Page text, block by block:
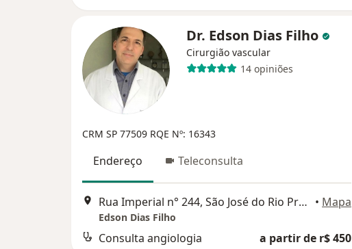
Dr. Edson Dias Filho
Cirurgião vascular
14 opiniões
CRM SP 77509 RQE Nº: 16343
Endereço Teleconsulta
Rua Imperial n° 244, São José do Rio Preto • Mapa
Edson Dias Filho
Consulta angiologia a partir de r$ 450